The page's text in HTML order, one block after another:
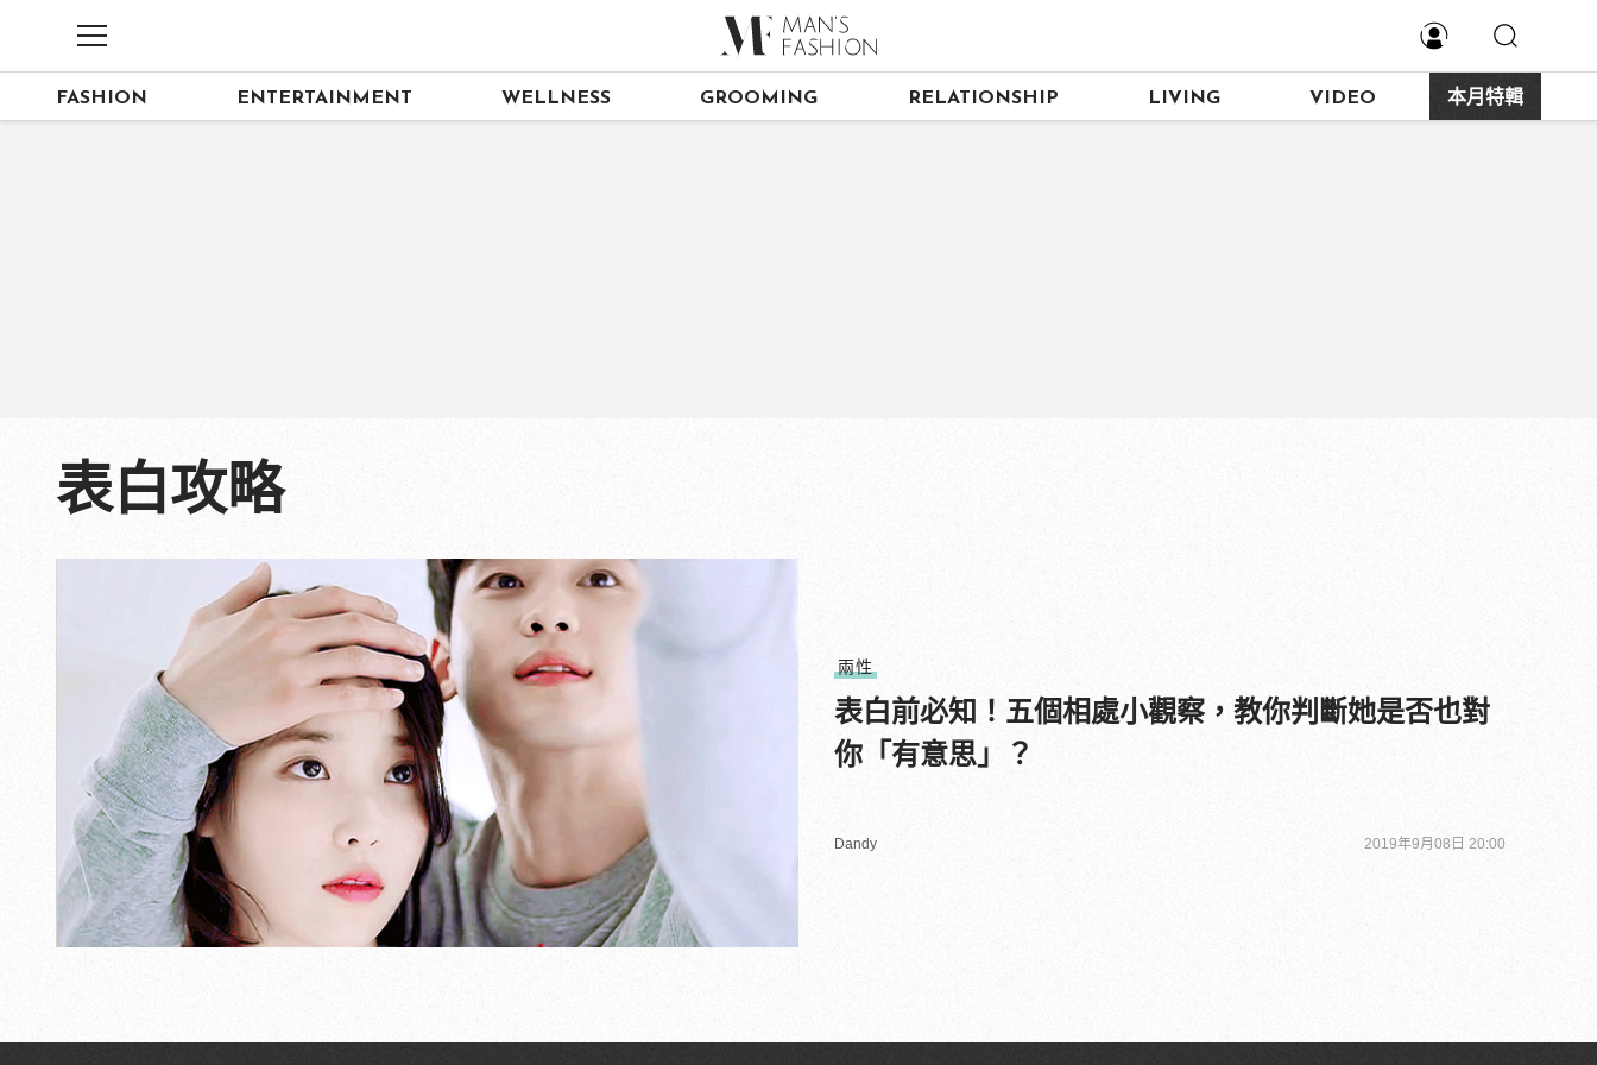
FASHION ENTERTAINMENT WELLNESS GROOMING RELATIONSHIP LIVING VIDEO 本月特輯
表白攻略
兩性
表白前必知！五個相處小觀察，教你判斷她是否也對
你「有意思」？
Dandy 2019年9月08日 20:00